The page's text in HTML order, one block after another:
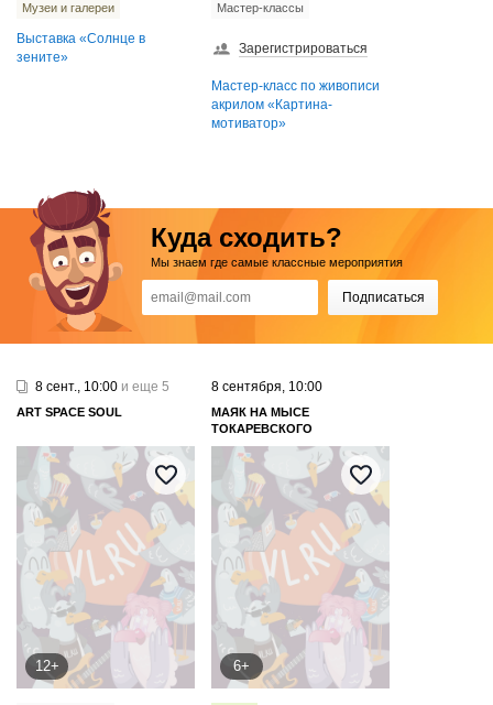
Музеи и галереи
Выставка «Солнце в
зените‎»
Мастер-классы
Зарегистрироваться
Мастер-класс по живописи
акрилом «Картина-
мотиватор»
Куда сходить?
Мы знаем где самые классные мероприятия
Подписаться
8 сент., 10:00 и еще 5
ART SPAСE SOUL
12+
8 сентября, 10:00
МАЯК НА МЫСЕ
ТОКАРЕВСКОГО
6+